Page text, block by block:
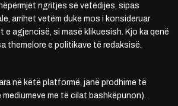
ngritjes së vetëdijes, sipas
arrihet vetëm duke mos i konsideruar
e agjencisë, si masë klikuesish. Kjo ka qenë
themelore e politikave të redaksisë.
në këtë platformë, janë prodhime të
me të cilat bashkëpunon).